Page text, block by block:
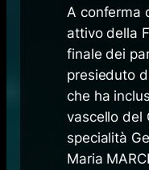
A conferma
attivo della
finale dei
presieduto
che ha
vascello del
specialità
Maria